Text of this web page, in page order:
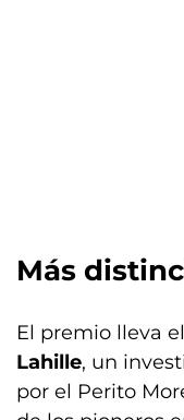
Más
El premio lleva
Lahille, un
por el Perito